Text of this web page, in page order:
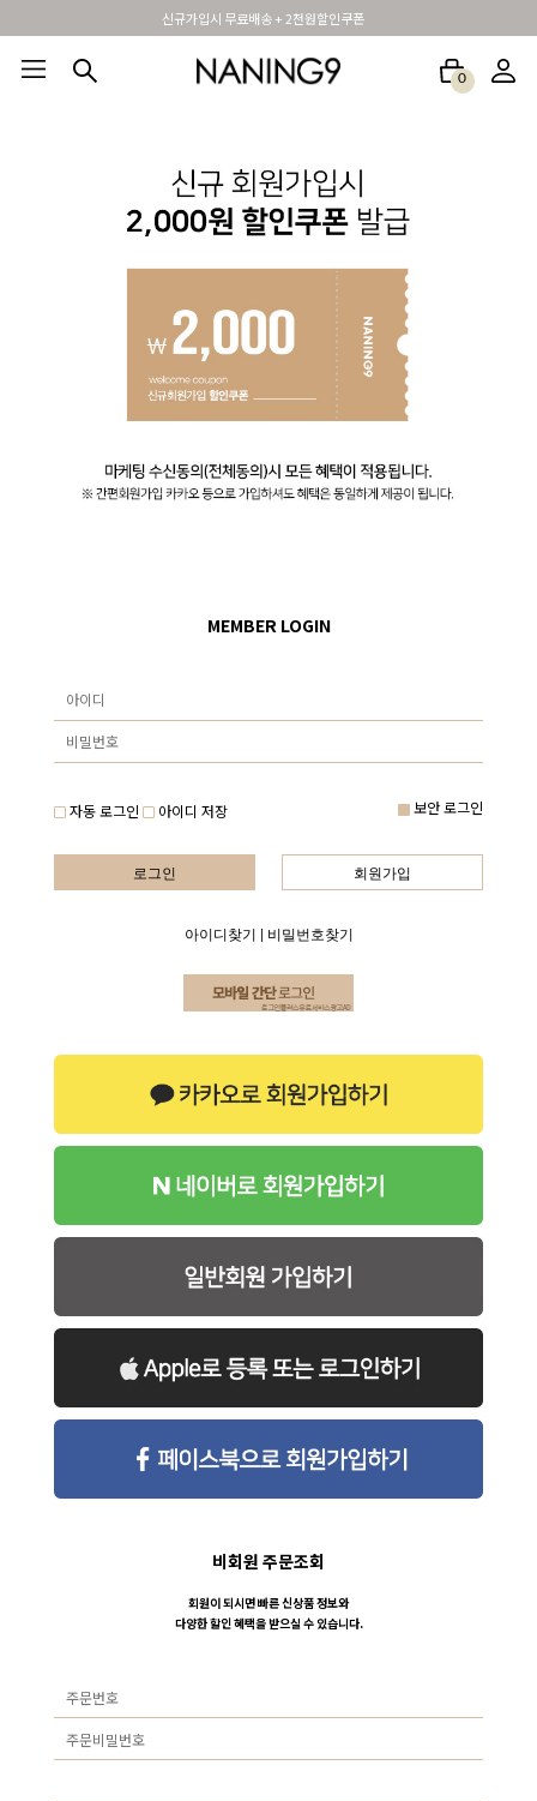
신규가입시 무료배송 + 2천원할인쿠폰
0
MEMBER LOGIN
자동 로그인 아이디 저장 보안 로그인
로그인 회원가입
아이디찾기 비밀번호찾기
비회원 주문조회
회원이 되시면 빠른 신상품 정보와
다양한 할인 혜택을 받으실 수 있습니다.